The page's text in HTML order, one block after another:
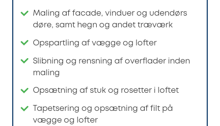
Maling af facade, vinduer og udendørs
døre, samt hegn og andet træværk
Opspartling af vægge og lofter
Slibning og rensning af overflader inden
maling
Opsætning af stuk og rosetter i loftet
Tapetsering og opsætning af filt på
vægge og lofter